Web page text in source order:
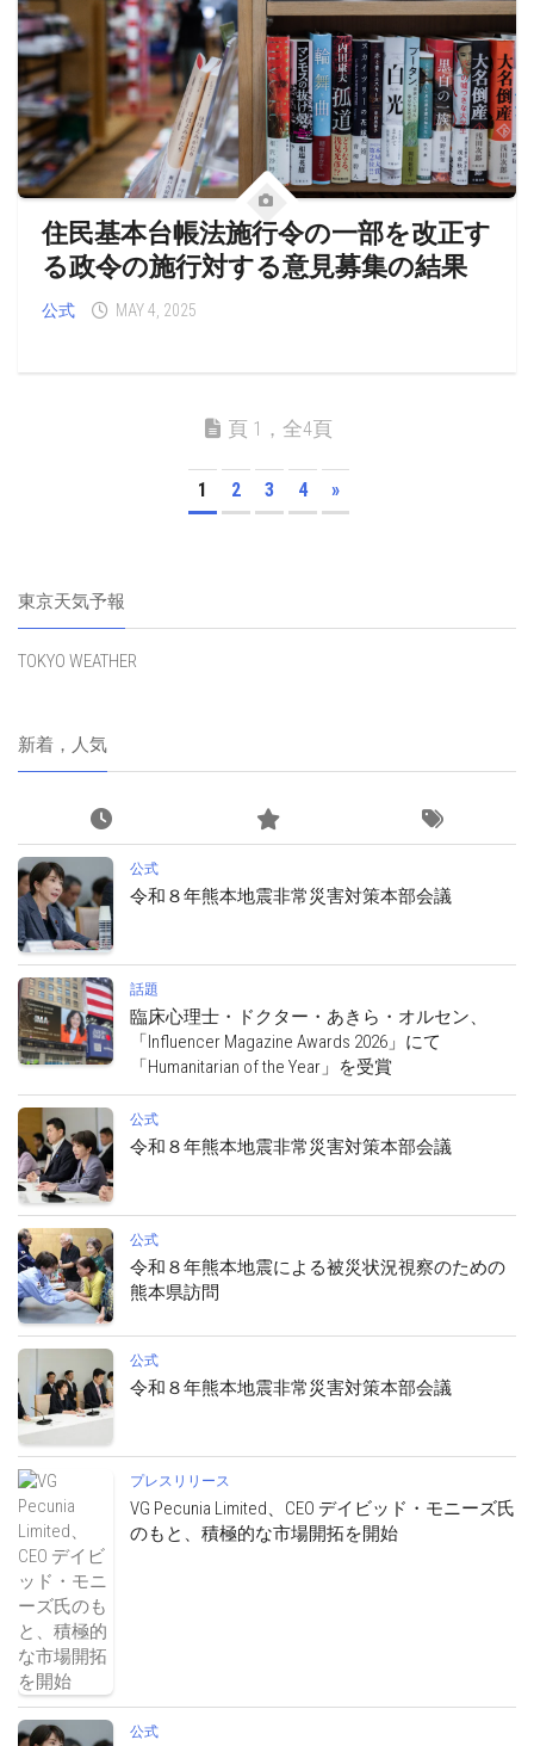
住民基本台帳法施行令の一部を改正す
る政令の施行対する意見募集の結果
公式 MAY 4, 2025
頁 1，全4頁
1 2 3 4 »
東京天気予報
TOKYO WEATHER
新着，人気
公式
令和８年熊本地震非常災害対策本部会議
話題
臨床心理士・ドクター・あきら・オルセン、
「Influencer Magazine Awards 2026」にて
「Humanitarian of the Year」を受賞
公式
令和８年熊本地震非常災害対策本部会議
公式
令和８年熊本地震による被災状況視察のための
熊本県訪問
公式
令和８年熊本地震非常災害対策本部会議
プレスリリース
VG Pecunia Limited、CEO デイビッド・モニーズ氏
のもと、積極的な市場開拓を開始
公式